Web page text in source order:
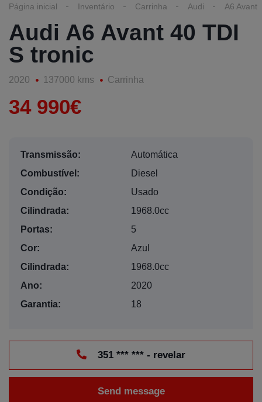
Página inicial Inventário Carrinha Audi A6 Avant
Audi A6 Avant 40 TDI
S tronic
2020 137000 kms Carrinha
34 990€
Transmissão:
Automática
Combustível:
Diesel
Condição:
Usado
Cilindrada:
1968.0cc
Portas:
5
Cor:
Azul
Cilindrada:
1968.0cc
Ano:
2020
Garantia:
18
351 *** *** - revelar
Send message